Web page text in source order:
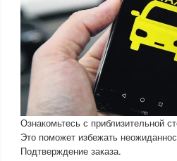
Ознакомьтесь с приблизительной
Это поможет избежать
Подтверждение заказа.